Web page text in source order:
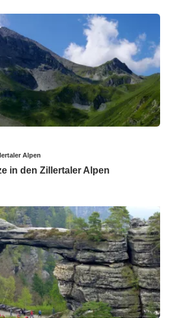
Alpen
in den Zillertaler Alpen